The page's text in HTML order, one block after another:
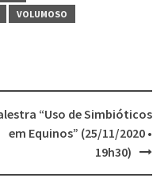
VOLUMOSO
“Uso de Simbióticos
em Equinos” (25/11/2020 •
19h30)